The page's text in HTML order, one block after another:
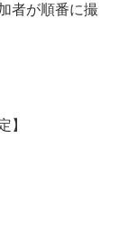
者が順番に撮
】